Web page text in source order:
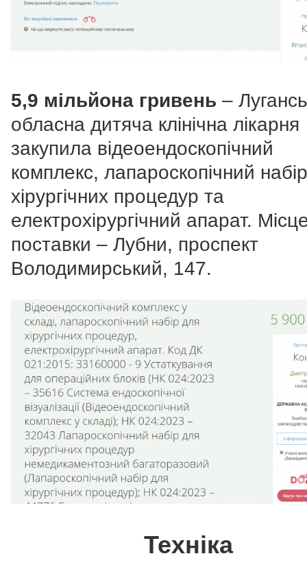
5,9 мільйона гривень –
обласна дитяча клінічна лікарня
закупила відеоендоскопічний
комплекс, лапароскопічний
хірургічних процедур та
електрохірургічний апарат.
поставки – Лубни, проспект
Володимирський, 147.
Техніка